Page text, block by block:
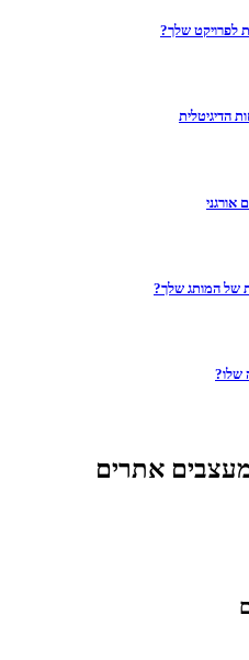
לפרויקט שלך?
הדיגיטלית
אורגני
של המותג שלך?
שלו?
אתרים